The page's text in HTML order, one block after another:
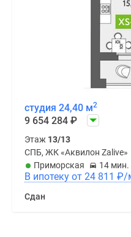
студия 24,40 м2
9 654 284 ₽
Этаж 13/13
СПБ, ЖК «Аквилон Zalive»
Приморская
14 мин.
В ипотеку от 24 811 ₽/
Сдан